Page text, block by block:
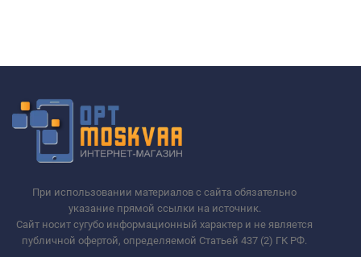
При использовании материалов с сайта обязательно
указание прямой ссылки на источник.
Сайт носит сугубо информационный характер и не является
публичной офертой, определяемой Статьей 437 (2) ГК РФ.